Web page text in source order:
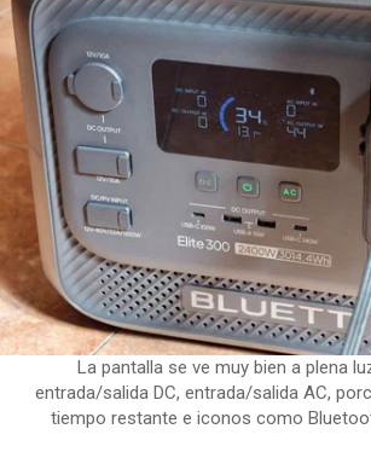
La pantalla se ve muy bien a plena
entrada/salida DC, entrada/salida AC,
tiempo restante e iconos como